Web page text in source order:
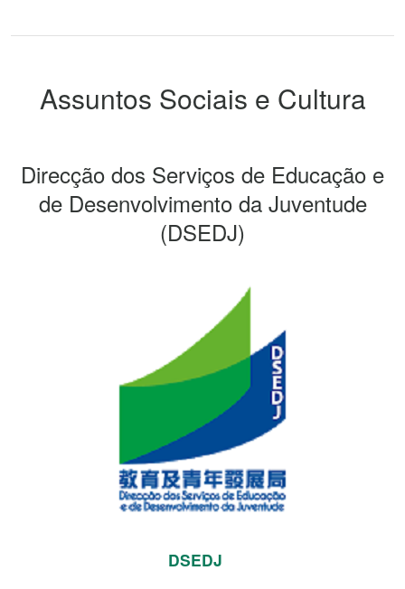
Assuntos Sociais e Cultura
Direcção dos Serviços de Educação e
de Desenvolvimento da Juventude
(DSEDJ)
DSEDJ